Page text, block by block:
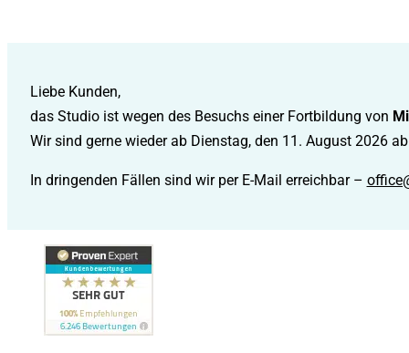
Liebe Kunden,
das Studio ist wegen des Besuchs einer Fortbildung von
Wir sind gerne wieder ab Dienstag, den 11. August 2026
In dringenden Fällen sind wir per E-Mail erreichbar –